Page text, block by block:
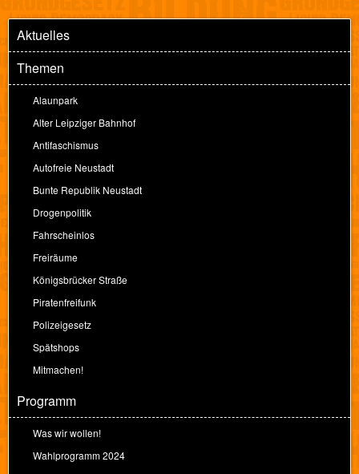
Aktuelles
Themen
Alaunpark
Alter Leipziger Bahnhof
Antifaschismus
Autofreie Neustadt
Bunte Republik Neustadt
Drogenpolitik
Fahrscheinlos
Freiräume
Königsbrücker Straße
Piratenfreifunk
Polizeigesetz
Spätshops
Mitmachen!
Programm
Was wir wollen!
Wahlprogramm 2024